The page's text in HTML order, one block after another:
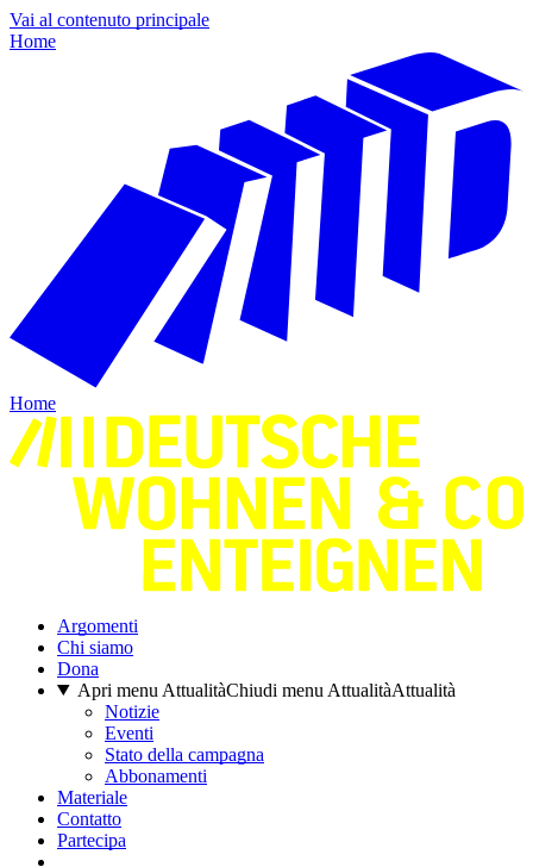
Vai al contenuto principale
Home
Home
Argomenti
Chi siamo
Dona
Apri menu AttualitàChiudi menu AttualitàAttualità
Notizie
Eventi
Stato della campagna
Abbonamenti
Materiale
Contatto
Partecipa